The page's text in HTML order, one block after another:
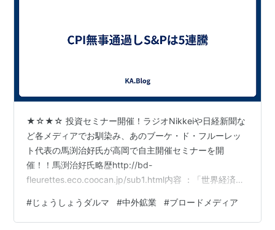
★☆★☆ 投資セミナー開催！ラジオNikkeiや日経新聞な
ど各メディアでお馴染み、あのブーケ・ド・フルーレッ
ト代表の馬渕治好氏が高岡で自主開催セミナーを開
催！！馬渕治好氏略歴http://bd-
fleurettes.eco.coocan.jp/sub1.html内容 ：「世界経済・
要因や投資家動向などの全体観について、最新情報を踏
まえながらわかりやすく解説。なお質疑応答を含め、個
#じょうしょうダルマ #中外鉱業 #ブロードメディア